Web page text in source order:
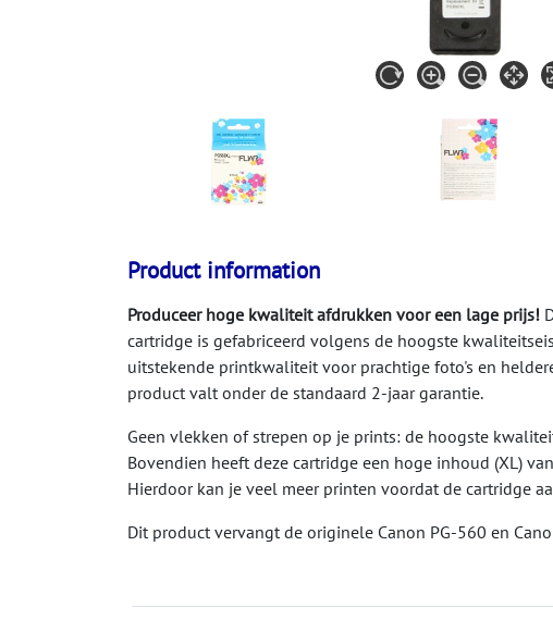
Product information
Produceer hoge kwaliteit afdrukken voor een lage prijs!
cartridge is gefabriceerd volgens de hoogste
uitstekende printkwaliteit voor prachtige foto's en
product valt onder de standaard 2-jaar garantie.
Geen vlekken of strepen op je prints: de hoogste
Bovendien heeft deze cartridge een hoge inhoud (XL)
Hierdoor kan je veel meer printen voordat de cartridge
Dit product vervangt de originele Canon PG-560 en